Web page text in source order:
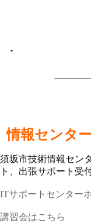
•
情報センタ
須坂市技術情報セン
ト、出張サポート受
ITサポートセンター
講習会はこちら